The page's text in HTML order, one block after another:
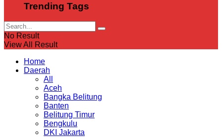
Trending Tags
No Result
View All Result
Home
Daerah
All
Aceh
Bangka Belitung
Banten
Belitung Timur
Bengkulu
DKI Jakarta